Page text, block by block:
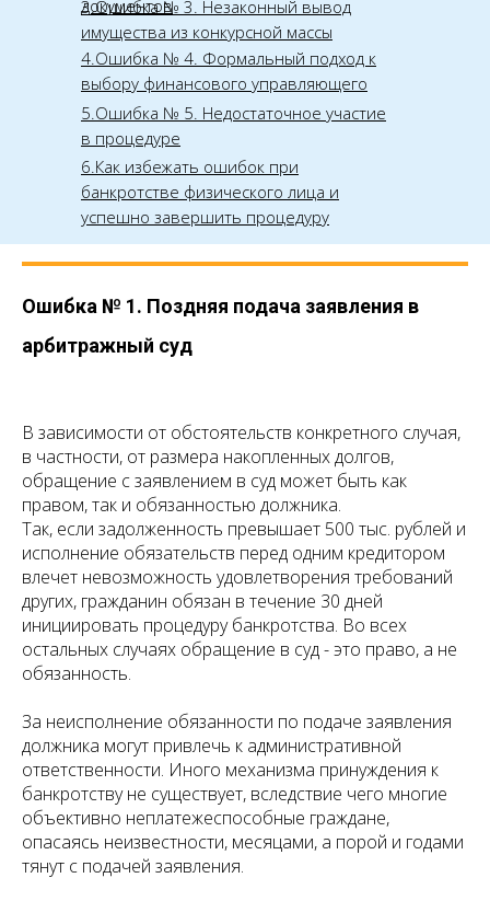
документов
3.Ошибка № 3. Незаконный вывод
имущества из конкурсной массы
4.Ошибка № 4. Формальный подход к
выбору финансового управляющего
5.Ошибка № 5. Недостаточное участие
в процедуре
6.Как избежать ошибок при
банкротстве физического лица и
успешно завершить процедуру
Ошибка № 1. Поздняя подача заявления в
арбитражный суд
В зависимости от обстоятельств конкретного случая,
в частности, от размера накопленных долгов,
обращение с заявлением в суд может быть как
правом, так и обязанностью должника.
Так, если задолженность превышает 500 тыс. рублей и
исполнение обязательств перед одним кредитором
влечет невозможность удовлетворения требований
других, гражданин обязан в течение 30 дней
инициировать процедуру банкротства. Во всех
остальных случаях обращение в суд - это право, а не
обязанность.
За неисполнение обязанности по подаче заявления
должника могут привлечь к административной
ответственности. Иного механизма принуждения к
банкротству не существует, вследствие чего многие
объективно неплатежеспособные граждане,
опасаясь неизвестности, месяцами, а порой и годами
тянут с подачей заявления.